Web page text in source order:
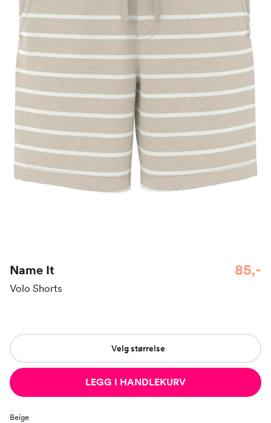
Name It
Volo Shorts
85,-
Velg størrelse
LEGG I HANDLEKURV
Beige